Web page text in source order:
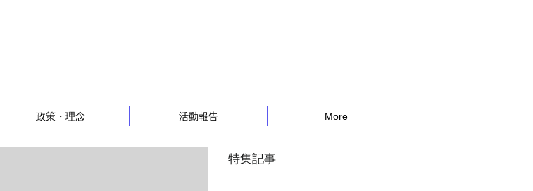
政策・理念 活動報告 More
特集記事